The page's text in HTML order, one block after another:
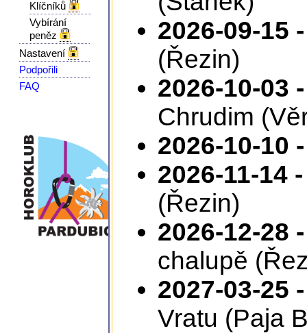
Klíčníků
Vybírání
peněz
Nastavení
Podpořili
FAQ
2026-09-15
(Řezin)
2026-10-03
Chrudim
2026-10-10
2026-11-14
(Řezin)
2026-12-28
chalupě
2027-03-25
Vratu (Paja